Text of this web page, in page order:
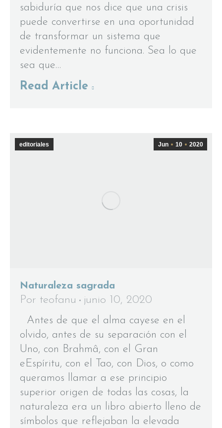
sabiduría que nos dice que una crisis
puede convertirse en una oportunidad
de transformar un sistema que
evidentemente no funciona. Sea lo que
sea que…
Read Article
Jun 10 2020
editoriales
Naturaleza sagrada
Por teofanu
junio 10, 2020
Antes de que el alma cayese en el
olvido, antes de su separación con el
Uno, con Brahmâ, con el Gran
eEspíritu, con el Tao, con Dios, o como
queramos llamar a ese principio
superior origen de todas las cosas, la
naturaleza era un libro abierto lleno de
símbolos que reflejaban la elevada